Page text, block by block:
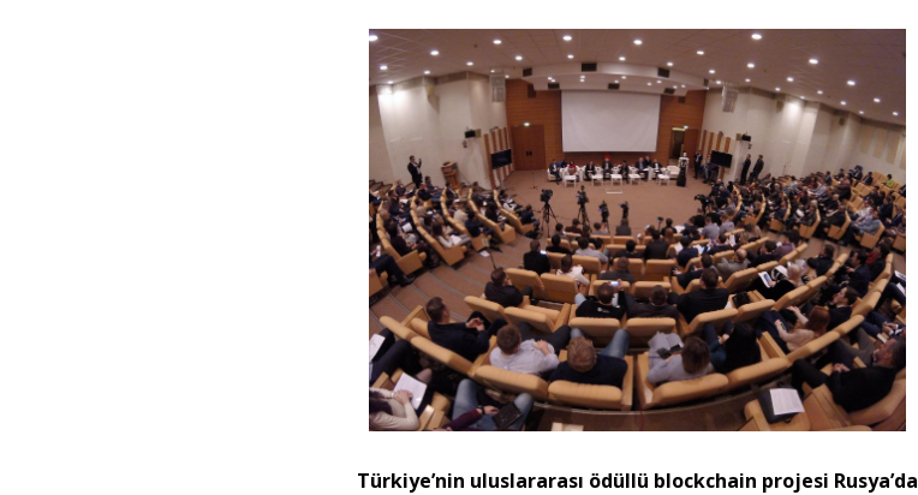
Türkiye’nin uluslararası ödüllü blockchain projesi Rusya’da